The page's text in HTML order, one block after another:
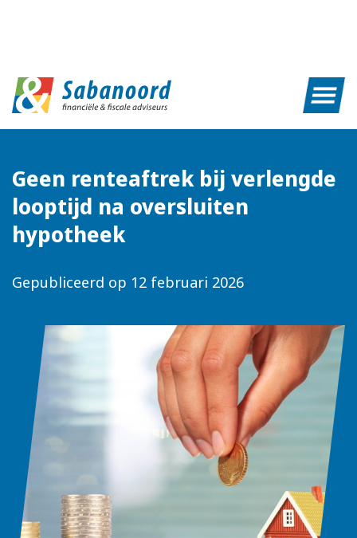
Geen renteaftrek bij verlengde
looptijd na oversluiten
hypotheek
Gepubliceerd op 12 februari 2026